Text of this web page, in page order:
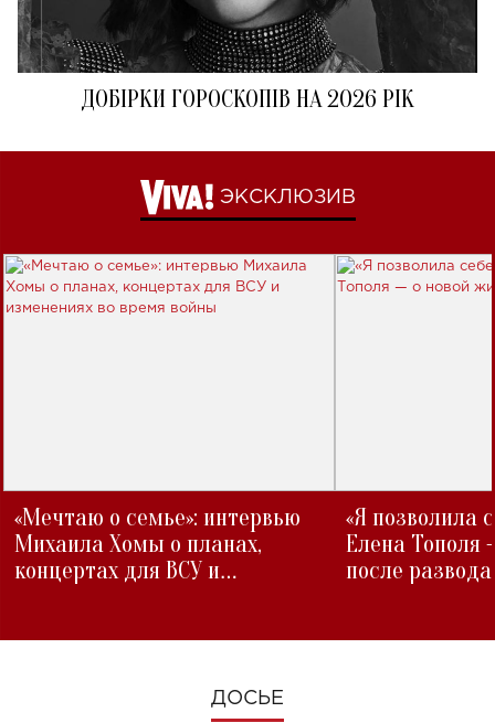
ДОБІРКИ ГОРОСКОПІВ НА 2026 РІК
ЭКСКЛЮЗИВ
«Мечтаю о семье»: интервью
Михаила Хомы о планах,
концертах для ВСУ и
«Я позволила
Елена Тополя
после развода
ДОСЬЕ